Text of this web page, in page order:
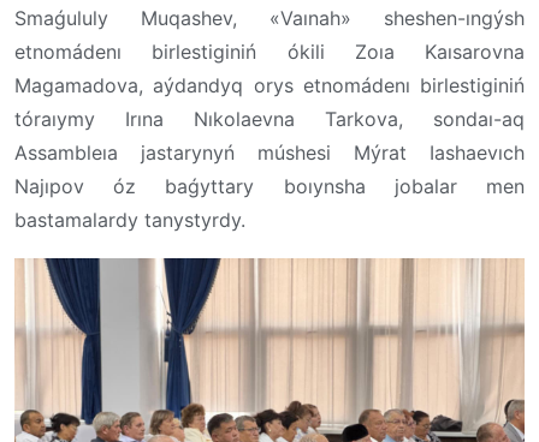
Smaǵululy Muqashev, «Vaınah» sheshen-ıngýsh
etnomádenı birlestiginiń ókili Zoıa Kaısarovna
Magamadova, aýdandyq orys etnomádenı birlestiginiń
tóraıymy Irına Nıkolaevna Tarkova, sondaı-aq
Assambleıa jastarynyń múshesi Mýrat Iashaevıch
Najıpov óz baǵyttary boıynsha jobalar men
bastamalardy tanystyrdy.